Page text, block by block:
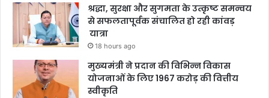
श्रद्धा, सुरक्षा और सुगमता के उत्कृष्ट समन्वय
से सफलतापूर्वक संचालित हो रही कांवड़
यात्रा
18 hours ago
मुख्यमंत्री ने प्रदान की विभिन्न विकास
योजनाओं के लिए 1967 करोड़ की वित्तीय
स्वीकृति